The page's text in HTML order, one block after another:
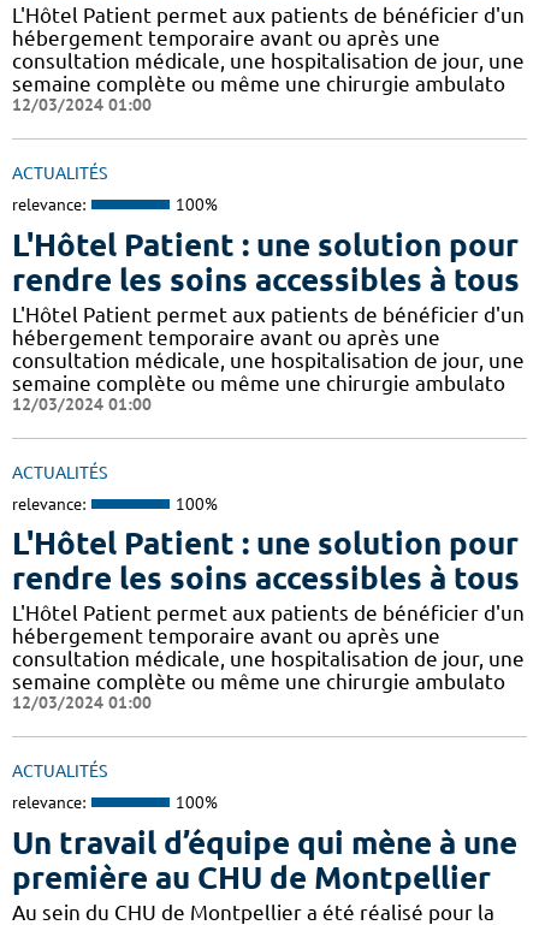
L'Hôtel Patient permet aux patients de bénéficier d'un
hébergement temporaire avant ou après une
consultation médicale, une hospitalisation de jour, une
semaine complète ou même une chirurgie ambulato
12/03/2024 01:00
ACTUALITÉS
relevance: 100%
L'Hôtel Patient : une solution pour
rendre les soins accessibles à tous
L'Hôtel Patient permet aux patients de bénéficier d'un
hébergement temporaire avant ou après une
consultation médicale, une hospitalisation de jour, une
semaine complète ou même une chirurgie ambulato
12/03/2024 01:00
ACTUALITÉS
relevance: 100%
L'Hôtel Patient : une solution pour
rendre les soins accessibles à tous
L'Hôtel Patient permet aux patients de bénéficier d'un
hébergement temporaire avant ou après une
consultation médicale, une hospitalisation de jour, une
semaine complète ou même une chirurgie ambulato
12/03/2024 01:00
ACTUALITÉS
relevance: 100%
Un travail d’équipe qui mène à une
première au CHU de Montpellier
Au sein du CHU de Montpellier a été réalisé pour la